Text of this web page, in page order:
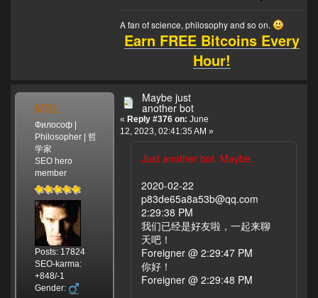
A fan of science, philosophy and so on.
Earn FREE Bitcoins Every
Hour!
MSL
Философ |
Philosopher | 哲
学家
SEO hero
member
Posts: 17824
SEO-karma:
+848/-1
Gender:
Maybe just
another bot
« Reply #376 on: June
12, 2023, 02:41:35 AM »
Just another bot. Maybe.
2020-02-22
p83de65a8a53b@qq.com
2:29:38 PM
我们已经是好友啦，一起来聊
天吧！
Foreigner @ 2:29:47 PM
你好！
Foreigner @ 2:29:48 PM